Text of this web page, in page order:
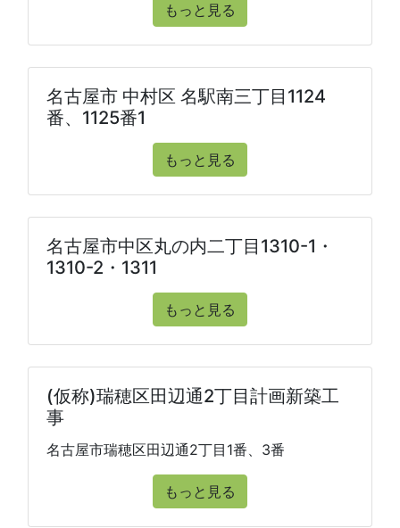
もっと見る
名古屋市 中村区 名駅南三丁目1124
番、1125番1
もっと見る
名古屋市中区丸の内二丁目1310-1・
1310-2・1311
もっと見る
(仮称)瑞穂区田辺通2丁目計画新築工
事
名古屋市瑞穂区田辺通2丁目1番、3番
もっと見る